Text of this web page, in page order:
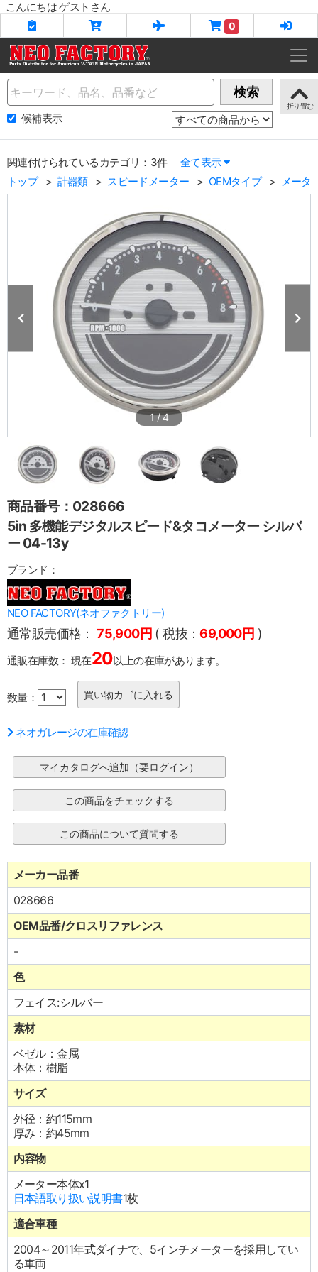
こんにちは ゲストさん
0
Name 検索
候補表示
関連付けられているカテゴリ：3件
全て表示
トップ
計器類 スピードメーター OEMタイプ メータ
1/4
商品番号：028666
5in 多機能デジタルスピード&タコメーター シルバ
ー 04-13y
ブランド：
NEO FACTORY(ネオファクトリー)
通常販売価格： 75,900円 ( 税抜：69,000円 )
通販在庫数： 現在20以上の在庫があります。
数量：
ネオガレージの在庫確認
メーカー品番
028666
OEM品番/クロスリファレンス
-
色
フェイス:シルバー
素材
ベゼル：金属
本体：樹脂
サイズ
外径：約115mm
厚み：約45mm
内容物
メーター本体x1
日本語取り扱い説明書1枚
適合車種
2004～2011年式ダイナで、5インチメーターを採用してい
る車両